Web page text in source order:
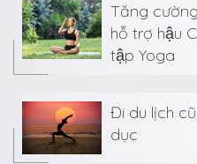
Tăng
hỗ trợ hậu
tập Yoga
Đi du lịch
dục